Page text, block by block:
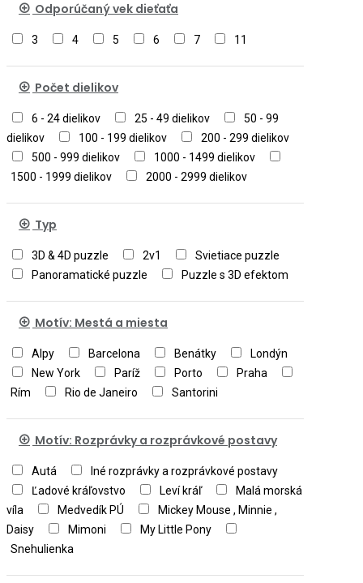
Odporúčaný vek dieťaťa
3 4 5 6 7 11
Počet dielikov
6 - 24 dielikov 25 - 49 dielikov
50 - 99
dielikov
100 - 199 dielikov
200 - 299 dielikov
500 - 999 dielikov
1000 - 1499 dielikov
1500 - 1999 dielikov
2000 - 2999 dielikov
Typ
3D & 4D puzzle 2v1
Svietiace puzzle
Panoramatické puzzle
Puzzle s 3D efektom
Motív: Mestá a miesta
Alpy Barcelona Benátky
Londýn
New York
Paríž Porto
Praha
Rím
Rio de Janeiro Santorini
Motív: Rozprávky a rozprávkové postavy
Autá
Iné rozprávky a rozprávkové postavy
Ľadové kráľovstvo
Leví kráľ
Malá morská
víla
Medvedík PÚ
Mickey Mouse , Minnie ,
Daisy
Mimoni
My Little Pony
Snehulienka